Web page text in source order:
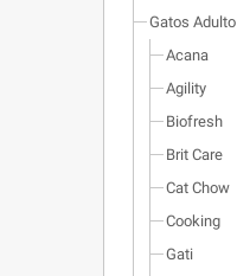
Gatos Adulto
Acana
Agility
Biofresh
Brit Care
Cat Chow
Cooking
Gati